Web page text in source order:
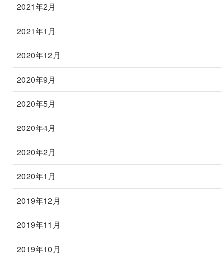
2021年2月
2021年1月
2020年12月
2020年9月
2020年5月
2020年4月
2020年2月
2020年1月
2019年12月
2019年11月
2019年10月